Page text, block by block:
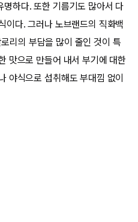
하다. 또한 기름기도 많아서 다
이다. 그러나 노브랜드의 직화백
리의 부담을 많이 줄인 것이 특
맛으로 만들어 내서 부기에 대한
야식으로 섭취해도 부대낌 없이